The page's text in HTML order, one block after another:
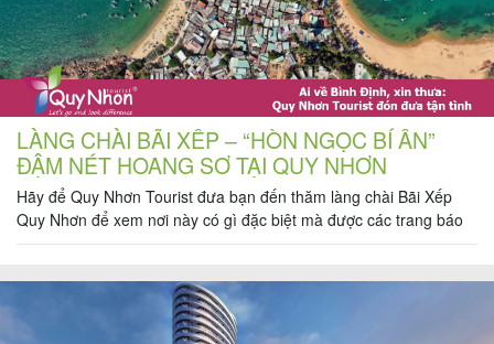
Về
Quy
Nhơn
Tourist
Cảm
LÀNG CHÀI BÃI XẾP – “HÒN NGỌC BÍ ẨN”
ĐẬM NÉT HOANG SƠ TẠI QUY NHƠN
Hãy để Quy Nhơn Tourist đưa bạn đến thăm làng chài Bãi Xếp
Quy Nhơn để xem nơi này có gì đặc biệt mà được các trang báo
lớn quốc tế ưu ái gọi tên là một trong 16 “hòn ngọc bí ẩn” của